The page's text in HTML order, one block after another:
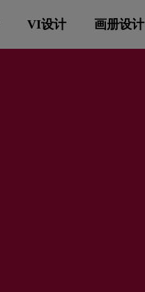
VI设计 画册设计